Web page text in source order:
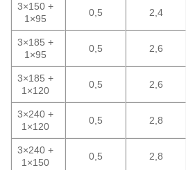
3×150 +
1×95
0,5 2,4
3×185 +
1×95
0,5 2,6
3×185 +
1×120
0,5 2,6
3×240 +
1×120
0,5 2,8
3×240 +
1×150
0,5 2,8